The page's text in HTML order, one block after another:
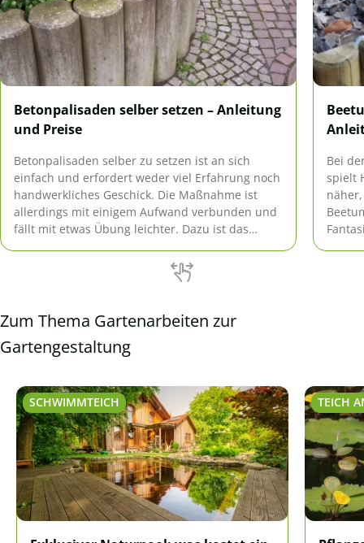
Betonpalisaden selber setzen – Anleitung
und Preise
Betonpalisaden selber zu setzen ist an sich
einfach und erfordert weder viel Erfahrung noch
handwerkliches Geschick. Die Maßnahme ist
allerdings mit einigem Aufwand verbunden und
fällt mit etwas Übung leichter. Dazu ist das
folgende Anleitung zeigt, wie es geht und
welcher finanzielle Aufwand nötig ist.
Bei
spielt
Zum Thema Gartenarbeiten zur
Gartengestaltung
SCHWIMMTEICH TEICH